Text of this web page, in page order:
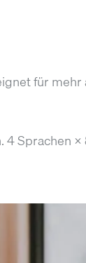
für mehr
Sprachen ×